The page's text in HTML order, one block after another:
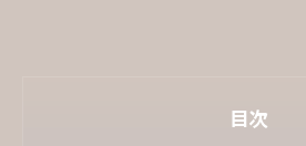
目次